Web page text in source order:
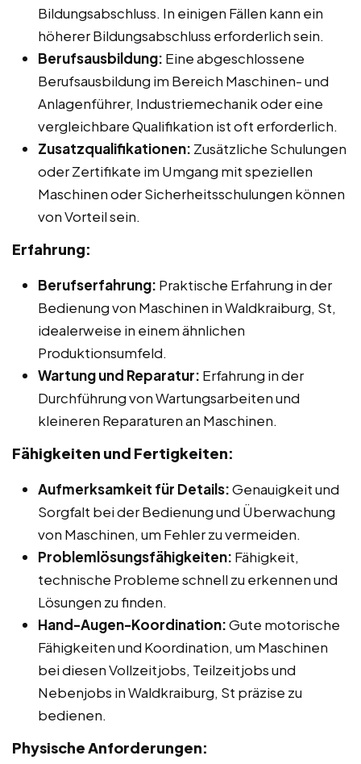
Bildungsabschluss. In einigen Fällen kann ein
höherer Bildungsabschluss erforderlich sein.
Berufsausbildung: Eine abgeschlossene
Berufsausbildung im Bereich Maschinen- und
Anlagenführer, Industriemechanik oder eine
vergleichbare Qualifikation ist oft erforderlich.
Zusatzqualifikationen: Zusätzliche Schulungen
oder Zertifikate im Umgang mit speziellen
Maschinen oder Sicherheitsschulungen können
von Vorteil sein.
Erfahrung:
Berufserfahrung: Praktische Erfahrung in der
Bedienung von Maschinen in Waldkraiburg, St,
idealerweise in einem ähnlichen
Produktionsumfeld.
Wartung und Reparatur: Erfahrung in der
Durchführung von Wartungsarbeiten und
kleineren Reparaturen an Maschinen.
Fähigkeiten und Fertigkeiten:
Aufmerksamkeit für Details:Genauigkeit und
Sorgfalt bei der Bedienung und Überwachung
von Maschinen, um Fehler zu vermeiden.
Problemlösungsfähigkeiten: Fähigkeit,
technische Probleme schnell zu erkennen und
Lösungen zu finden.
Hand-Augen-Koordination:Gute motorische
Fähigkeiten und Koordination, um Maschinen
bei diesen Vollzeitjobs, Teilzeitjobs und
Nebenjobs in Waldkraiburg, St präzise zu
bedienen.
Physische Anforderungen: